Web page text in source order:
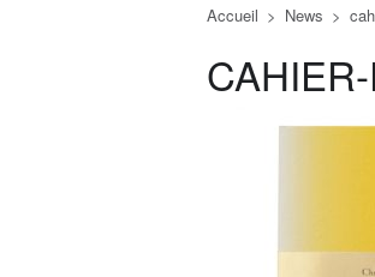
Accueil > News >